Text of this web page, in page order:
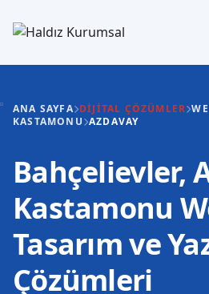
ANA SAYFA DIJITAL ÇÖZÜMLER
KASTAMONU AZDAVAY
Bahçelievler,
Kastamonu
Tasarım ve
Çözümleri